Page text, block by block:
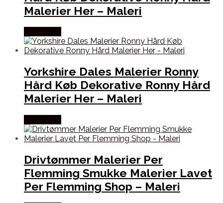
Malerier Her – Maleri
Yorkshire Dales Malerier Ronny
Hård Køb Dekorative Ronny Hård
Malerier Her – Maleri
Drivtømmer Malerier Per
Flemming Smukke Malerier Lavet
Per Flemming Shop – Maleri